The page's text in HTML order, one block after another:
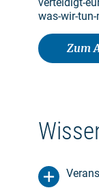
was-wir-
Zum